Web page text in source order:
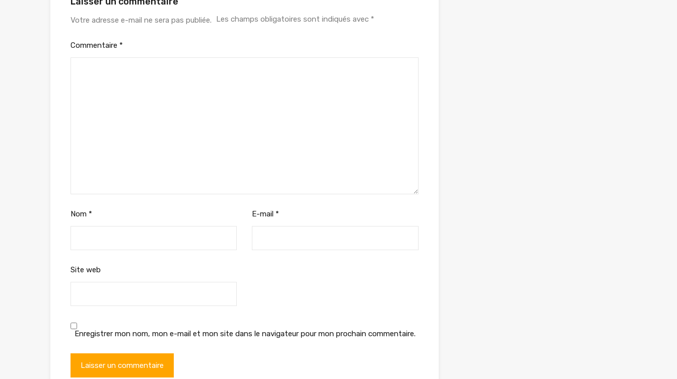
Votre adresse e-mail ne sera pas publiée. Les champs obligatoires sont indiqués avec *
Commentaire *
Nom * E-mail *
Site web
Enregistrer mon nom, mon e-mail et mon site dans le navigateur pour mon prochain commentaire.